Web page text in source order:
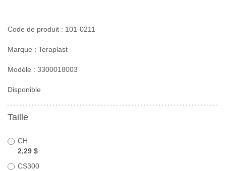
Code de produit : 101-0211
Marque : Teraplast
Modèle : 3300018003
Disponible
Taille
CH
2,29 $
CS300